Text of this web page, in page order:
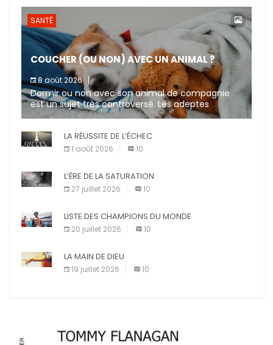
SANTÉ
COUCHER (OU NON) AVEC UN ANIMAL ?
8 août 2026
Dormir ou non avec son animal de compagnie
est un sujet très controversé. Les adeptes
affirment que la présence de leur compagnon à
LA RÉUSSITE DE L’ÉCHEC
1 août 2026 10
L’ÈRE DE LA SATURATION
27 juillet 2026 10
LISTE DES CHAMPIONS DU MONDE
20 juillet 2026 10
LA MAIN DE DIEU
19 juillet 2026 10